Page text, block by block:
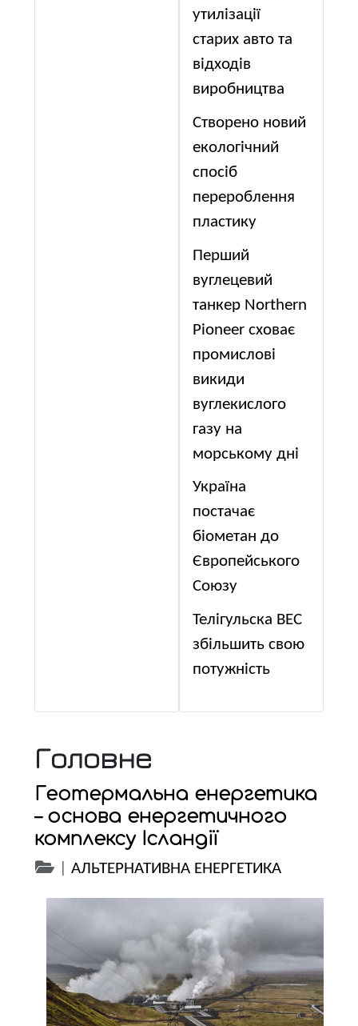
утилізації
старих авто та
відходів
виробництва
Створено новий
екологічний
спосіб
перероблення
пластику
Перший
вуглецевий
танкер Northern
Pioneer сховає
промислові
викиди
вуглекислого
газу на
морському дні
Україна
постачає
біометан до
Європейського
Союзу
Телігульска ВЕС
збільшить свою
потужність
Головне
Геотермальна енергетика
– основа енергетичного
комплексу Ісландії
|АЛЬТЕРНАТИВНА ЕНЕРГЕТИКА